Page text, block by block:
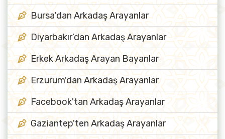
Bursa'dan Arkadaş Arayanlar
Diyarbakır’dan Arkadaş Arayanlar
Erkek Arkadaş Arayan Bayanlar
Erzurum'dan Arkadaş Arayanlar
Facebook'tan Arkadaş Arayanlar
Gaziantep'ten Arkadaş Arayanlar